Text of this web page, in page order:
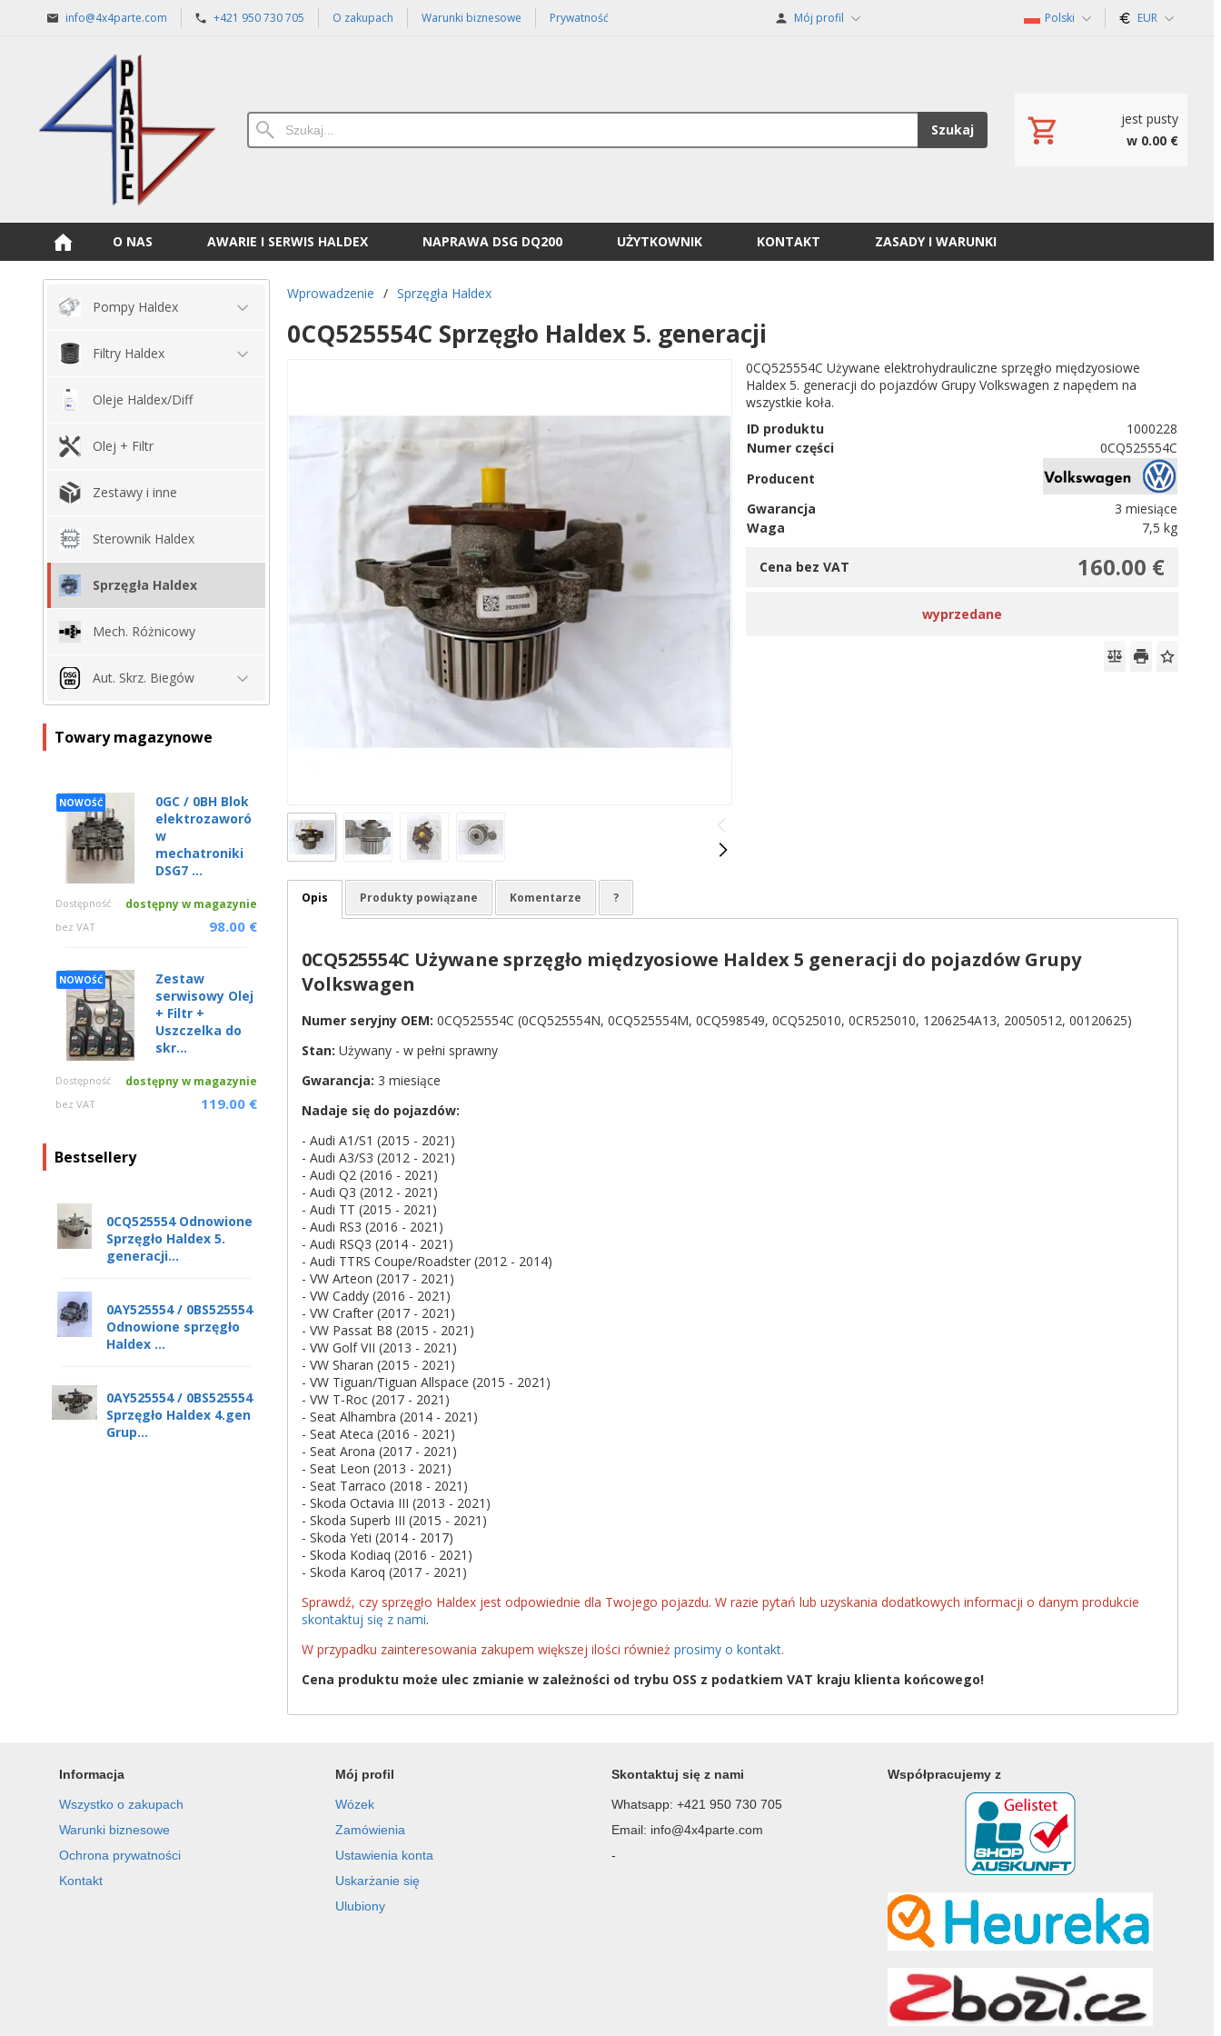
info@4x4parte.com +421 950 730 705 O zakupach Warunki biznesowe Prywatność Mój profil Polski EUR
Szukaj
jest pusty
w 0.00 €
O NAS AWARIE I SERWIS HALDEX NAPRAWA DSG DQ200 UŻYTKOWNIK KONTAKT ZASADY I WARUNKI
Pompy Haldex
Filtry Haldex
Oleje Haldex/Diff
Olej + Filtr
Zestawy i inne
Sterownik Haldex
Sprzęgła Haldex
Mech. Różnicowy
Aut. Skrz. Biegów
Towary magazynowe
NOWOŚĆ
0GC / 0BH Blok
elektrozaworó
w
mechatroniki
DSG7 ...
Dostępność dostępny w magazynie
bez VAT 98.00 €
NOWOŚĆ
Zestaw
serwisowy Olej
+ Filtr +
Uszczelka do
skr...
Dostępność dostępny w magazynie
bez VAT 119.00 €
Bestsellery
0CQ525554 Odnowione
Sprzęgło Haldex 5.
generacji...
0AY525554 / 0BS525554
Odnowione sprzęgło
Haldex ...
0AY525554 / 0BS525554
Sprzęgło Haldex 4.gen
Grup...
Wprowadzenie / Sprzęgła Haldex
0CQ525554C Sprzęgło Haldex 5. generacji
0CQ525554C Używane elektrohydrauliczne sprzęgło międzyosiowe
Haldex 5. generacji do pojazdów Grupy Volkswagen z napędem na
wszystkie koła.
ID produktu
1000228
Numer części
0CQ525554C
Producent
Gwarancja
3 miesiące
Waga
7,5 kg
160.00 €
Cena bez VAT
wyprzedane
Opis Produkty powiązane Komentarze ?
0CQ525554C Używane sprzęgło międzyosiowe Haldex 5 generacji do pojazdów Grupy
Volkswagen
Numer seryjny OEM: 0CQ525554C (0CQ525554N, 0CQ525554M, 0CQ598549, 0CQ525010, 0CR525010, 1206254A13, 20050512, 00120625)
Stan: Używany - w pełni sprawny
Gwarancja: 3 miesiące
Nadaje się do pojazdów:
- Audi A1/S1 (2015 - 2021)
- Audi A3/S3 (2012 - 2021)
- Audi Q2 (2016 - 2021)
- Audi Q3 (2012 - 2021)
- Audi TT (2015 - 2021)
- Audi RS3 (2016 - 2021)
- Audi RSQ3 (2014 - 2021)
- Audi TTRS Coupe/Roadster (2012 - 2014)
- VW Arteon (2017 - 2021)
- VW Caddy (2016 - 2021)
- VW Crafter (2017 - 2021)
- VW Passat B8 (2015 - 2021)
- VW Golf VII (2013 - 2021)
- VW Sharan (2015 - 2021)
- VW Tiguan/Tiguan Allspace (2015 - 2021)
- VW T-Roc (2017 - 2021)
- Seat Alhambra (2014 - 2021)
- Seat Ateca (2016 - 2021)
- Seat Arona (2017 - 2021)
- Seat Leon (2013 - 2021)
- Seat Tarraco (2018 - 2021)
- Skoda Octavia III (2013 - 2021)
- Skoda Superb III (2015 - 2021)
- Skoda Yeti (2014 - 2017)
- Skoda Kodiaq (2016 - 2021)
- Skoda Karoq (2017 - 2021)
Sprawdź, czy sprzęgło Haldex jest odpowiednie dla Twojego pojazdu. W razie pytań lub uzyskania dodatkowych informacji o danym produkcie
skontaktuj się z nami.
W przypadku zainteresowania zakupem większej ilości również prosimy o kontakt.
Cena produktu może ulec zmianie w zależności od trybu OSS z podatkiem VAT kraju klienta końcowego!
Informacja
Wszystko o zakupach
Warunki biznesowe
Ochrona prywatności
Kontakt
Mój profil
Wózek
Zamówienia
Ustawienia konta
Uskarżanie się
Ulubiony
Skontaktuj się z nami
Whatsapp: +421 950 730 705
Email: info@4x4parte.com
-
Współpracujemy z